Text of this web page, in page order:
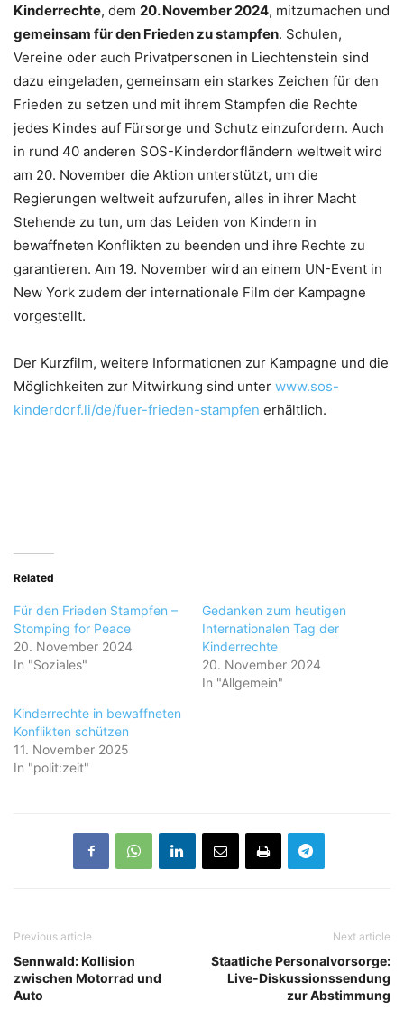
Kinderrechte, dem 20. November 2024, mitzumachen und
gemeinsam für den Frieden zu stampfen. Schulen,
Vereine oder auch Privatpersonen in Liechtenstein sind
dazu eingeladen, gemeinsam ein starkes Zeichen für den
Frieden zu setzen und mit ihrem Stampfen die Rechte
jedes Kindes auf Fürsorge und Schutz einzufordern. Auch
in rund 40 anderen SOS-Kinderdorfländern weltweit wird
am 20. November die Aktion unterstützt, um die
Regierungen weltweit aufzurufen, alles in ihrer Macht
Stehende zu tun, um das Leiden von Kindern in
bewaffneten Konflikten zu beenden und ihre Rechte zu
garantieren. Am 19. November wird an einem UN-Event in
New York zudem der internationale Film der Kampagne
vorgestellt.
Der Kurzfilm, weitere Informationen zur Kampagne und die
Möglichkeiten zur Mitwirkung sind unter www.sos-
kinderdorf.li/de/fuer-frieden-stampfen erhältlich.
Related
Für den Frieden Stampfen –
Stomping for Peace
20. November 2024
In "Soziales"
Gedanken zum heutigen
Internationalen Tag der
Kinderrechte
20. November 2024
In "Allgemein"
Kinderrechte in bewaffneten
Konflikten schützen
11. November 2025
In "polit:zeit"
Previous article
Sennwald: Kollision
zwischen Motorrad und
Auto
Next article
Staatliche Personalvorsorge:
Live-Diskussionssendung
zur Abstimmung